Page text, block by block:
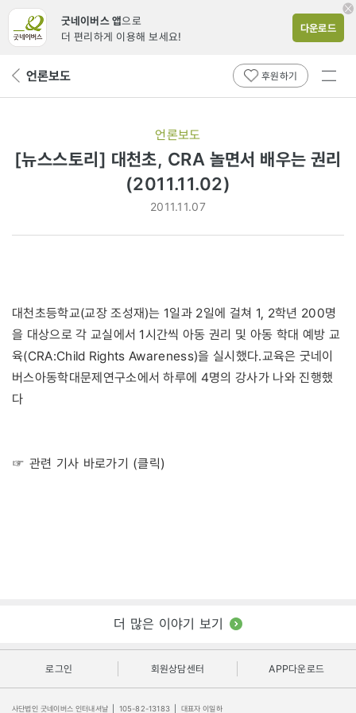
굿네이버스 앱으로
더 편리하게 이용해 보세요!
다운로드
뒤 언론보도 후원하기
전체
언론보도
[뉴스스토리] 대천초, CRA 놀면서 배우는 권리
(2011.11.02)
2011.11.07
대천초등학교(교장 조성재)는 1일과 2일에 걸쳐 1, 2학년 200명
을 대상으로 각 교실에서 1시간씩 아동 권리 및 아동 학대 예방 교
육(CRA:Child Rights Awareness)을 실시했다.교육은 굿네이
버스아동학대문제연구소에서 하루에 4명의 강사가 나와 진행했
다
☞ 관련 기사 바로가기 (클릭)
더 많은 이야기 보기
로그인 회원상담센터 APP다운로드
사단법인 굿네이버스 인터내셔날 105-82-13183 대표자 이일하